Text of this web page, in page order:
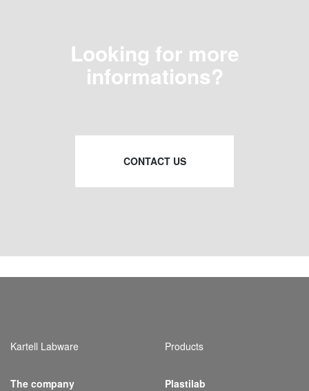
Looking for more
informations?
CONTACT US
Kartell Labware
The company
Products
Plastilab